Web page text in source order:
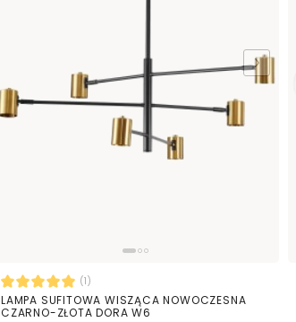
(1)
LAMPA SUFITOWA WISZĄCA NOWOCZESNA
CZARNO-ZŁOTA DORA W6